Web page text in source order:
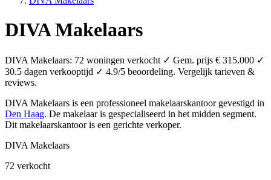
DIVA Makelaars
DIVA Makelaars: 72 woningen verkocht ✓ Gem. prijs € 315.000 ✓
30.5 dagen verkooptijd ✓ 4.9/5 beoordeling. Vergelijk tarieven &
reviews.
DIVA Makelaars is een professioneel makelaarskantoor gevestigd in
Den Haag. De makelaar is gespecialiseerd in het midden segment.
Dit makelaarskantoor is een gerichte verkoper.
DIVA Makelaars
72 verkocht